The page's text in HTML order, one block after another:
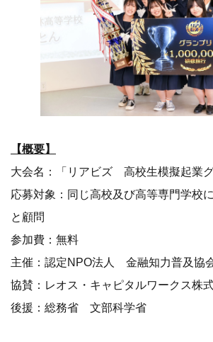
【概要】
大会名：「リアビズ 高校生模擬起業グ
応募対象：同じ高校及び高等専門学校
と顧問
参加費：無料
主催：認定NPO法人 金融知力普及協
協賛：レオス・キャピタルワークス株
後援：総務省 文部科学省